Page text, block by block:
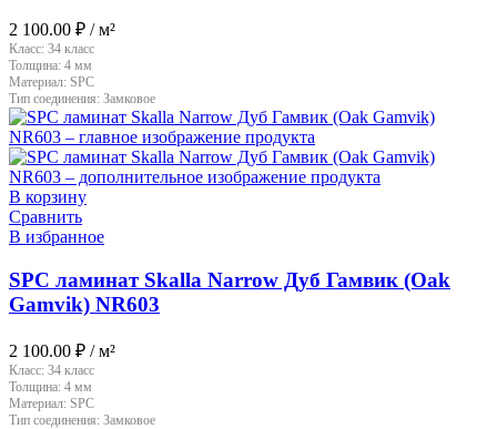
2 100.00 ₽ / м²
Класс: 34 класс
Толщина: 4 мм
Материал: SPC
Тип соединения: Замковое
В корзину
Сравнить
В избранное
SPC ламинат Skalla Narrow Дуб Гамвик (Oak
Gamvik) NR603
2 100.00 ₽ / м²
Класс: 34 класс
Толщина: 4 мм
Материал: SPC
Тип соединения: Замковое